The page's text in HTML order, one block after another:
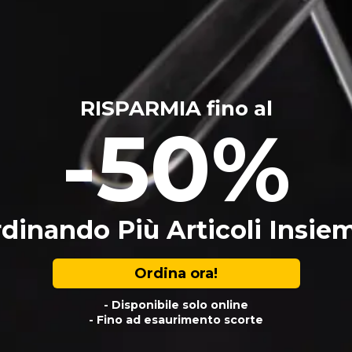
RISPARMIA fino al
-50%
Più Articoli
Ordina ora!
- Disponibile solo online
- Fino ad esaurimento scorte